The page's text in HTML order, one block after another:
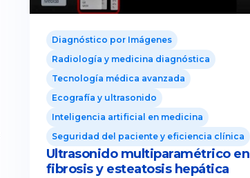
Diagnóstico por Imágenes
Radiología y medicina diagnóstica
Tecnología médica avanzada
Ecografía y ultrasonido
Inteligencia artificial en medicina
Seguridad del paciente y eficiencia clínica
Ultrasonido multiparamétrico en
fibrosis y esteatosis hepática